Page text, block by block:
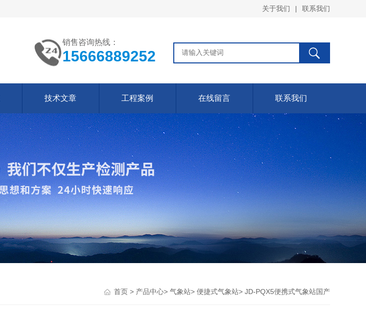
关于我们 | 联系我们
销售咨询热线：
15666889252
技术文章 工程案例 在线留言 联系我们
首页 > 产品中心> 气象站> 便捷式气象站> JD-PQX5便携式气象站国产